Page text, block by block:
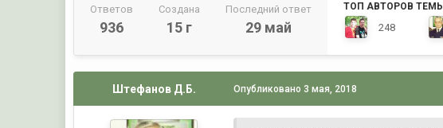
Ответов
936
Создана
15 г
Последний ответ
29 май
ТОП АВТОРОВ ТЕМЫ
248
Штефанов Д.Б. Опубликовано 3 мая, 2018